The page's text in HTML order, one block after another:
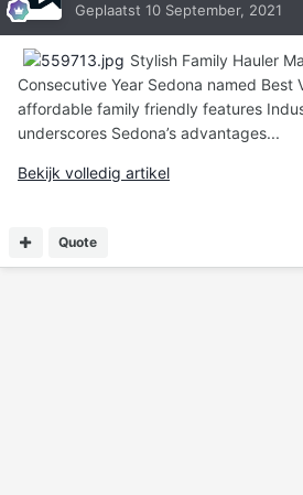
Geplaatst 10 September, 2021
Stylish Family Hauler
Consecutive Year Sedona named Best
affordable family friendly features
underscores Sedona’s advantages...
Bekijk volledig artikel
Quote